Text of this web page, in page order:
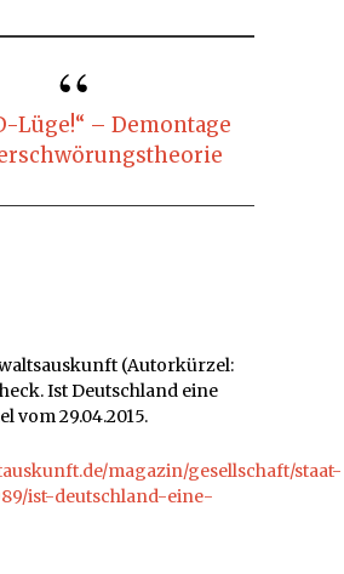
(Autorkürzel:
Ist Deutschland eine
vom 29.04.2015.
magazin/gesellschaft/staat-
ist-deutschland-eine-